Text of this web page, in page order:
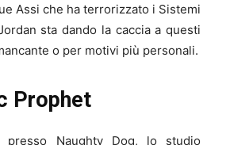
Assi che ha terrorizzato i Sistemi
sta dando la caccia a questi
o per motivi più personali.
Prophet
Naughty Dog, lo studio